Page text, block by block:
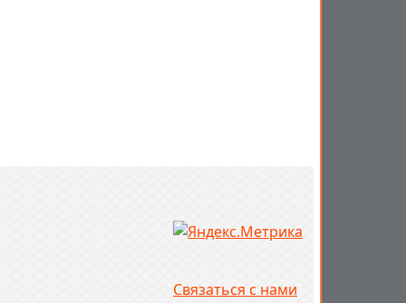
Связаться с нами